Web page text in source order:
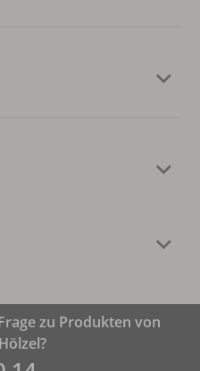
zu Produkten von